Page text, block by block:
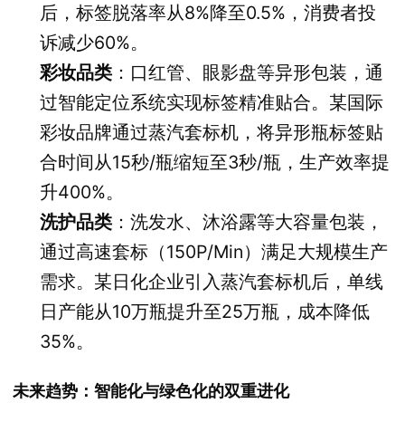
后，标签脱落率从8%降至0.5%，消费者投
诉减少60%。
彩妆品类 ：口红管、眼影盘等异形包装，通
过智能定位系统实现标签精准贴合。某国际
彩妆品牌通过蒸汽套标机，将异形瓶标签贴
合时间从15秒/瓶缩短至3秒/瓶，生产效率提
升400%。
洗护品类 ：洗发水、沐浴露等大容量包装，
通过高速套标（150P/Min）满足大规模生产
需求。某日化企业引入蒸汽套标机后，单线
日产能从10万瓶提升至25万瓶，成本降低
35%。
未来趋势：智能化与绿色化的双重进化